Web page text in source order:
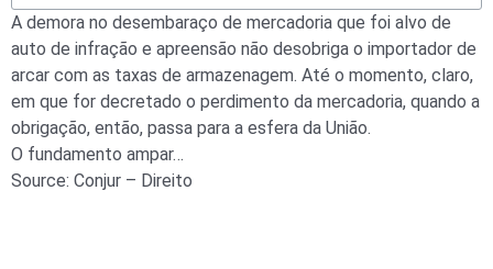
A demora no desembaraço de mercadoria que foi alvo de
auto de infração e apreensão não desobriga o importador de
arcar com as taxas de armazenagem. Até o momento, claro,
em que for decretado o perdimento da mercadoria, quando a
obrigação, então, passa para a esfera da União.
O fundamento ampar…
Source: Conjur – Direito